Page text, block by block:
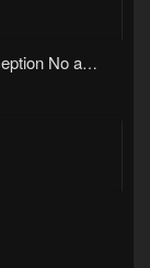
javax.net.ssl.SSLHandshakeException No appropriate protocol (protocol is disabled or cipher suites are inappropriate)错误